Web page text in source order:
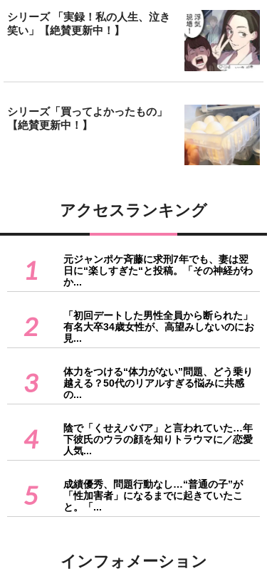
シリーズ 「実録！私の人生、泣き
笑い」【絶賛更新中！】
シリーズ「買ってよかったもの」
【絶賛更新中！】
アクセスランキング
1
元ジャンポケ斉藤に求刑7年でも、妻は翌
日に“楽しすぎた“と投稿。「その神経がわ
か...
2
「初回デートした男性全員から断られた」
有名大卒34歳女性が、高望みしないのにお
見...
3
体力をつける“体力がない”問題、どう乗り
越える？50代のリアルすぎる悩みに共感
の...
4
陰で「くせえババア」と言われていた…年
下彼氏のウラの顔を知りトラウマに／恋愛
人気...
5
成績優秀、問題行動なし…“普通の子”が
「性加害者」になるまでに起きていたこ
と。「...
インフォメーション